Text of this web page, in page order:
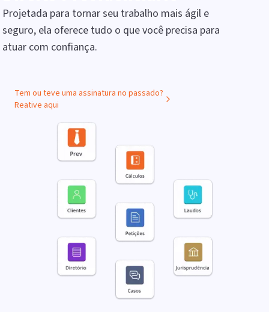
Projetada para tornar seu trabalho mais ágil e
seguro, ela oferece tudo o que você precisa para
atuar com confiança.
Tem ou teve uma assinatura no passado?
Reative aqui